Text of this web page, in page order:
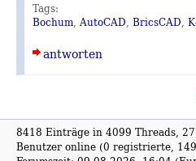
Tags:
Bochum, AutoCAD, BricsCAD,
antworten
8418 Einträge in 4099 Threads,
Benutzer online (0 registrierte,